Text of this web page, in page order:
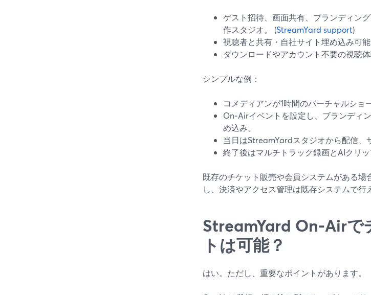
ゲスト招待、画面共有、ブランディン
作スタジオ。 (StreamYard support)
視聴者と共有・自社サイト埋め込み可
ダウンロードやアカウント不要の視聴体
シンプルな例：
コメディアンが1時間のバーチャルショ
On‑Airイベントを設定し、ブランディ
め込み。
当日はStreamYardスタジオから配信、
終了後はマルチトラック録画とAIクリッ
既存のチケット販売や会員システムがある
し、決済やアクセス管理は既存システムで行
StreamYard On‑Air
トは可能？
はい。ただし、重要なポイントがあります。